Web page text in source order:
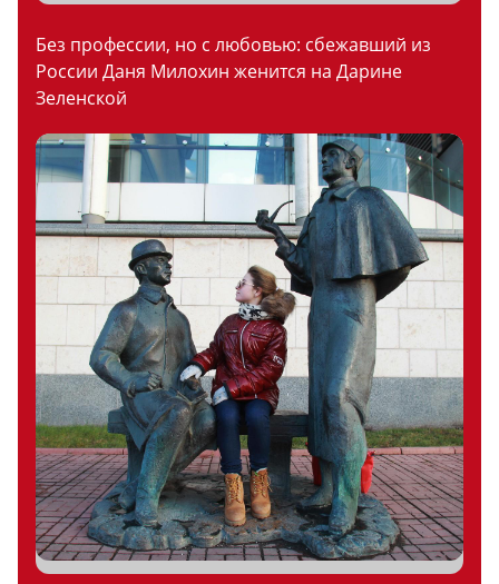
Без профессии, но с любовью: сбежавший из
России Даня Милохин женится на Дарине
Зеленской